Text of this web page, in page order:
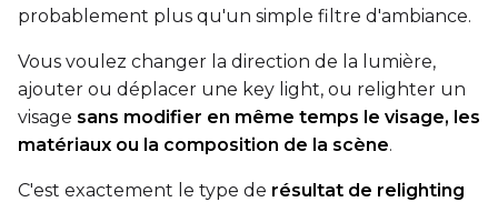
TARGET
Target Type
LoRA
Linear Rank
probablement plus qu'un simple filtre d'ambiance.
Vous voulez changer la direction de la lumière,
ajouter ou déplacer une key light, ou relighter un
visage sans modifier en même temps le visage, les
matériaux ou la composition de la scène.
C'est exactement le type de résultat de relighting